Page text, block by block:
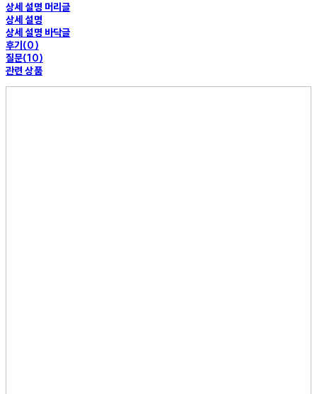
상세 설명 머리글
상세 설명
상세 설명 바닥글
후기(0)
질문(10)
관련 상품